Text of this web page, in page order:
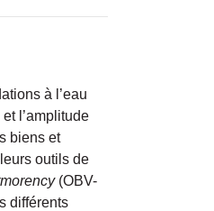
à l’eau
l’amplitude
biens et
outils de
(OBV-
différents